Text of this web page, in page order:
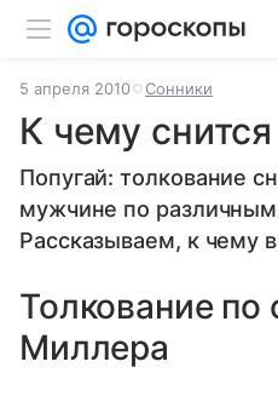
5 апреля 2010 Сонники
К чему
Попугай: толкование
мужчине по
Рассказываем, к чему
Толкование по
Миллера